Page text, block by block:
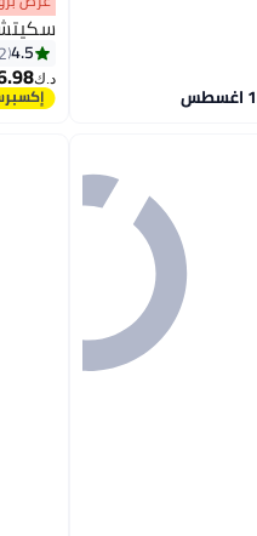
4.5
د.ك‏